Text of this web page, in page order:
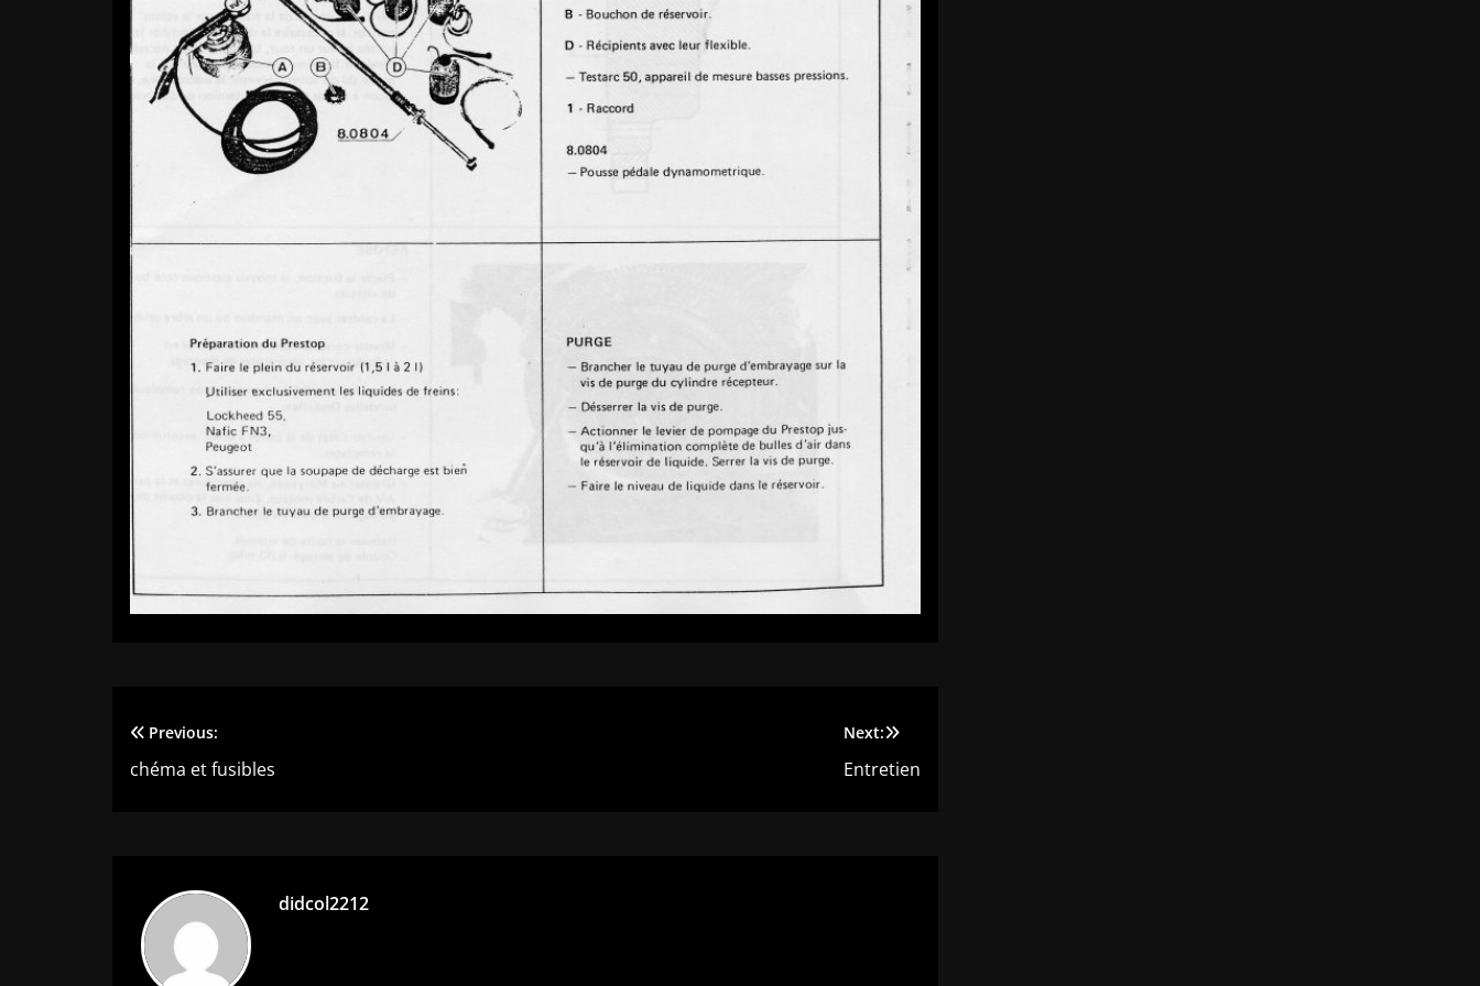
Navigation
Previous:
chéma et fusibles
Next:
Entretien
didcol2212